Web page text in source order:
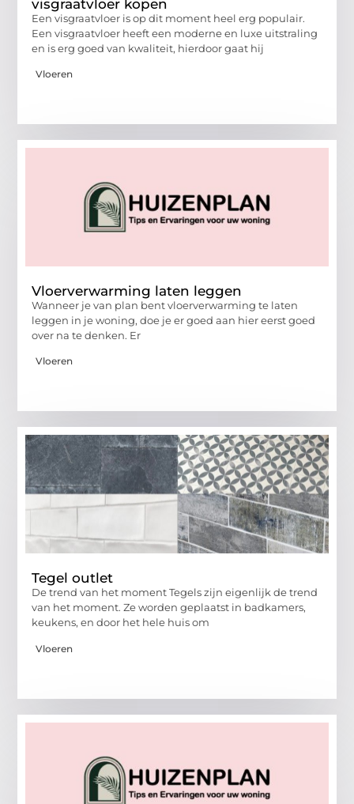
visgraatvloer kopen
Een visgraatvloer is op dit moment heel erg populair.
Een visgraatvloer heeft een moderne en luxe uitstraling
en is erg goed van kwaliteit, hierdoor gaat hij
Vloeren
Vloerverwarming laten leggen
Wanneer je van plan bent vloerverwarming te laten
leggen in je woning, doe je er goed aan hier eerst goed
over na te denken. Er
Vloeren
Tegel outlet
De trend van het moment Tegels zijn eigenlijk de trend
van het moment. Ze worden geplaatst in badkamers,
keukens, en door het hele huis om
Vloeren